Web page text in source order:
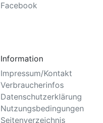
Facebook
Information
Impressum/Kontakt
Verbraucherinfos
Datenschutzerklärung
Nutzungsbedingungen
Seitenverzeichnis